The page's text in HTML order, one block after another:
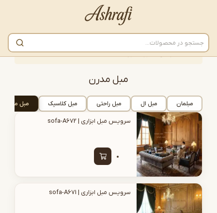
/مبلمان/ مبل مدرن
مبل مدرن
مبل ال مبل راحتی مبل کلاسیک مبل مدرن
سرویس مبل ابزاری | sofa-A672
سرویس مبل ابزاری | sofa-A671